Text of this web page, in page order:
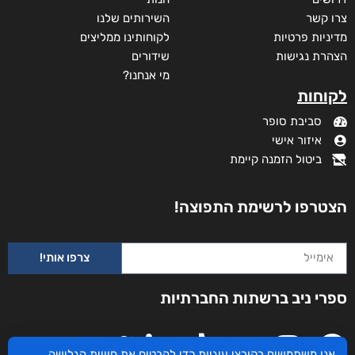
מידע נוסף
תקנון האתר
צרו קשר
הצהרת נגישות
קטגוריות
דף הבית
השירותים שלנו